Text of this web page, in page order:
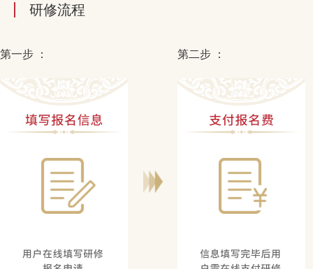
研修流程
第一步 ： 第二步 ：